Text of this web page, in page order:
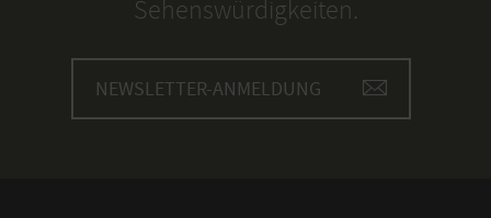
Sehenswürdigkeiten.
NEWSLETTER-ANMELDUNG